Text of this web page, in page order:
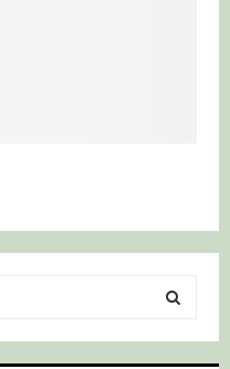
S